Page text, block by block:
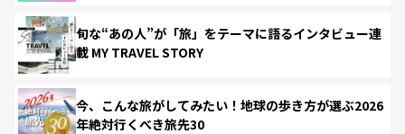
旬な“あの人”が「旅」をテーマに語るインタビュー連
載 MY TRAVEL STORY
今、こんな旅がしてみたい！地球の歩き方が選ぶ2026
年絶対行くべき旅先30